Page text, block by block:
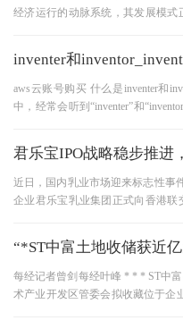
经济运行的动脉系统，其发展模式
inventer和
aws云账号购买 什么是inventer和
中，经常会听到“inventer”和
君乐宝IPO战略稳步推进
近日，国内乳业市场迎来标志性事
企业君乐宝乳业集团正式向香港联
“*ST中富土地收储获近
每经记者曾剑每经叶峰 * * * ST中
术产业开发区管委会拟收藏位于企